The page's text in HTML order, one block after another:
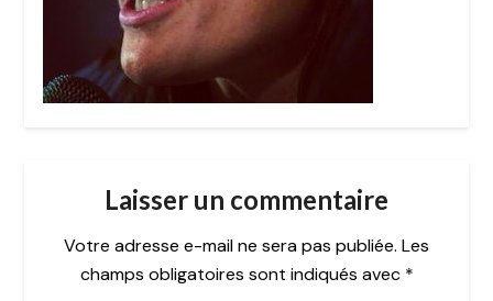
Laisser un commentaire
Votre adresse e-mail ne sera pas publiée. Les
champs obligatoires sont indiqués avec *